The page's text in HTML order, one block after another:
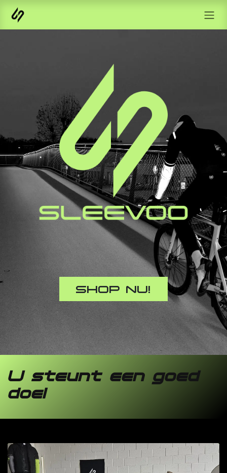
Overslaan naar inhoud
SHOP NU!
U steunt een goed
doel